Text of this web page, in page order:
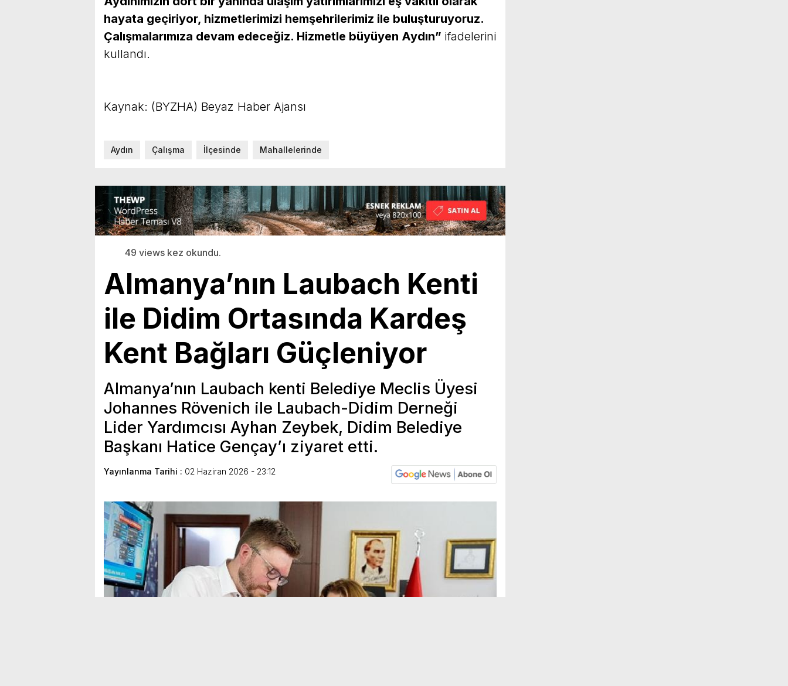
hayata geçiriyor, hizmetlerimizi hemşehrilerimiz ile buluşturuyoruz.
Çalışmalarımıza devam edeceğiz. Hizmetle büyüyen Aydın” ifadelerini
kullandı.
Kaynak: (BYZHA) Beyaz Haber Ajansı
Aydın Çalışma İlçesinde Mahallelerinde
49 views kez okundu.
Almanya’nın Laubach Kenti
ile Didim Ortasında Kardeş
Kent Bağları Güçleniyor
Almanya’nın Laubach kenti Belediye Meclis Üyesi
Johannes Rövenich ile Laubach-Didim Derneği
Lider Yardımcısı Ayhan Zeybek, Didim Belediye
Başkanı Hatice Gençay’ı ziyaret etti.
Yayınlanma Tarihi : 02 Haziran 2026 - 23:12